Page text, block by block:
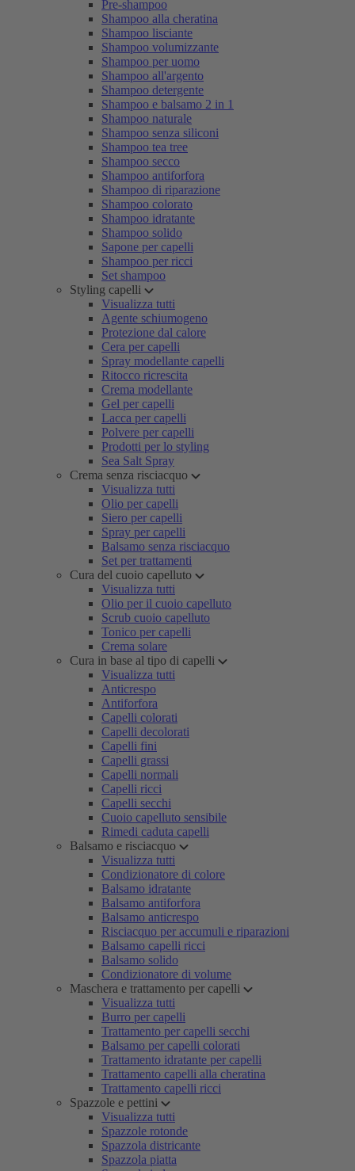
Pre-shampoo
Shampoo alla cheratina
Shampoo lisciante
Shampoo volumizzante
Shampoo per uomo
Shampoo all'argento
Shampoo detergente
Shampoo e balsamo 2 in 1
Shampoo naturale
Shampoo senza siliconi
Shampoo tea tree
Shampoo secco
Shampoo antiforfora
Shampoo di riparazione
Shampoo colorato
Shampoo idratante
Shampoo solido
Sapone per capelli
Shampoo per ricci
Set shampoo
Styling capelli
Visualizza tutti
Agente schiumogeno
Protezione dal calore
Cera per capelli
Spray modellante capelli
Ritocco ricrescita
Crema modellante
Gel per capelli
Lacca per capelli
Polvere per capelli
Prodotti per lo styling
Sea Salt Spray
Crema senza risciacquo
Visualizza tutti
Olio per capelli
Siero per capelli
Spray per capelli
Balsamo senza risciacquo
Set per trattamenti
Cura del cuoio capelluto
Visualizza tutti
Olio per il cuoio capelluto
Scrub cuoio capelluto
Tonico per capelli
Crema solare
Cura in base al tipo di capelli
Visualizza tutti
Anticrespo
Antiforfora
Capelli colorati
Capelli decolorati
Capelli fini
Capelli grassi
Capelli normali
Capelli ricci
Capelli secchi
Cuoio capelluto sensibile
Rimedi caduta capelli
Balsamo e risciacquo
Visualizza tutti
Condizionatore di colore
Balsamo idratante
Balsamo antiforfora
Balsamo anticrespo
Risciacquo per accumuli e riparazioni
Balsamo capelli ricci
Balsamo solido
Condizionatore di volume
Maschera e trattamento per capelli
Visualizza tutti
Burro per capelli
Trattamento per capelli secchi
Balsamo per capelli colorati
Trattamento idratante per capelli
Trattamento capelli alla cheratina
Trattamento capelli ricci
Spazzole e pettini
Visualizza tutti
Spazzole rotonde
Spazzola districante
Spazzola piatta